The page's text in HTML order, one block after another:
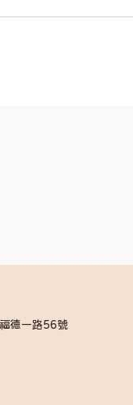
德一路56號